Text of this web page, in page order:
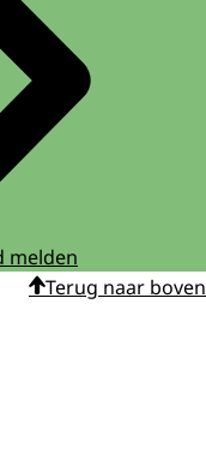
melden
Terug naar boven